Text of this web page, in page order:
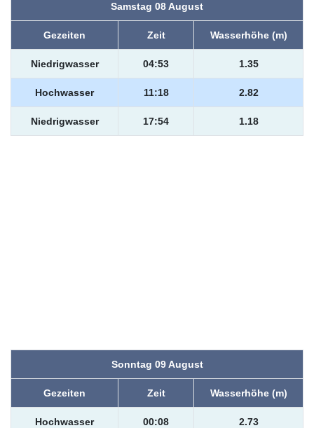
Samstag 08 August
Gezeiten Zeit Wasserhöhe (m)
Niedrigwasser 04:53 1.35
Hochwasser 11:18 2.82
Niedrigwasser 17:54 1.18
Sonntag 09 August
Gezeiten Zeit Wasserhöhe (m)
Hochwasser 00:08 2.73